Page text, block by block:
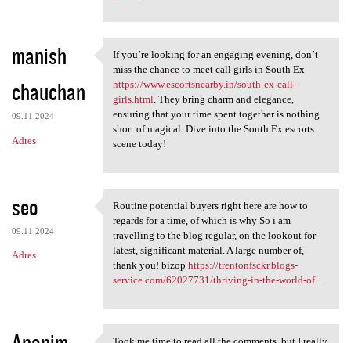
manish
chauchan
09.11.2024
Adres
If you’re looking for an
If you’re looking for an engaging evening, don’t
miss the chance to meet call girls in South Ex
https://www.escortsnearby.in/south-ex-call-
girls.html. They bring charm and elegance,
ensuring that your time spent together is nothing
short of magical. Dive into the South Ex escorts
scene today!
seo
09.11.2024
Adres
Routine potential buyers
Routine potential buyers right here are how to
regards for a time, of which is why So i am
travelling to the blog regular, on the lookout for
latest, significant material. A large number of,
thank you! bizop https://trentonfsckr.blogs-
service.com/62027731/thriving-in-the-world-of...